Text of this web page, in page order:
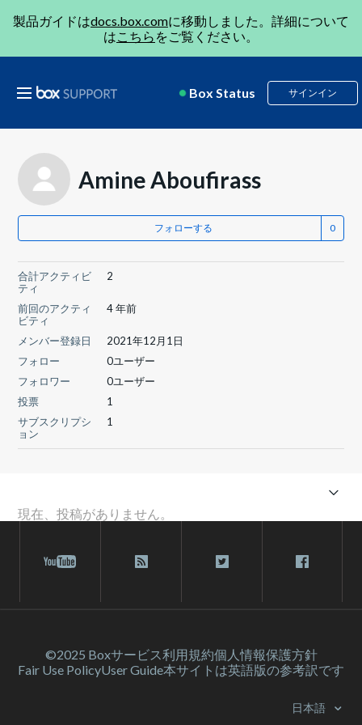
製品ガイドはdocs.box.comに移動しました。詳細について
はこちら をご覧ください。
Box Status サインイン
Amine Aboufirass
フォローする
合計アクティビ
ティ
2
前回のアクティ
ビティ
4 年前
メンバー登録日
2021年12月1日
フォロー
0ユーザー
フォロワー
0ユーザー
投票
1
サブスクリプシ
ョン
1
現在、投稿がありません。
©2025 Boxサービス利⽤規約個人情報保護方針
Fair Use PolicyUser Guide本サイトは英語版の参考訳です
日本語